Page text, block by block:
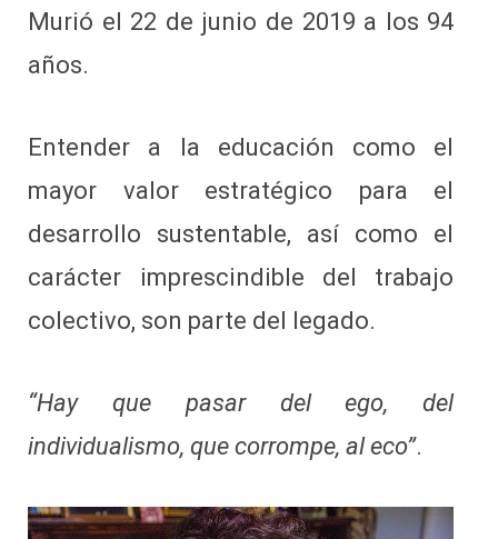
Murió el 22 de junio de 2019 a los 94
años.
Entender a la educación como el
mayor valor estratégico para el
desarrollo sustentable, así como el
carácter imprescindible del trabajo
colectivo, son parte del legado.
“Hay que pasar del ego, del
individualismo, que corrompe, al eco”.